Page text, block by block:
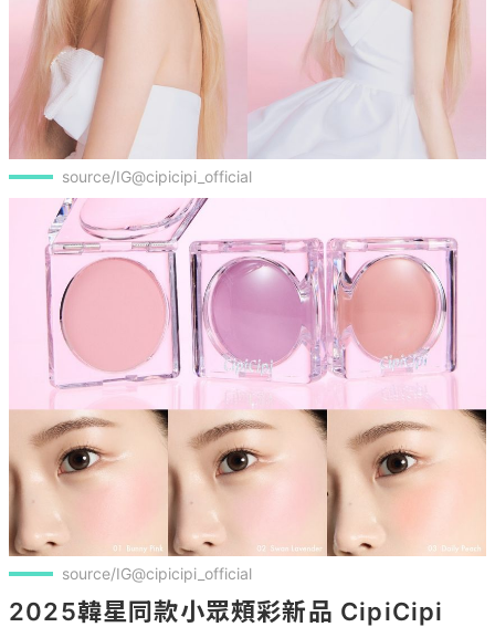
source/IG@cipicipi_official
source/IG@cipicipi_official
2025韓星同款小眾頰彩新品 CipiCipi